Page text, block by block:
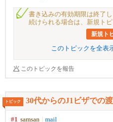
書き込みの有効期限は終了
続けられる場合は、新規ト
新規ト
このトピックを全表
このトピックを報告
トピック 30代からのJ1ビザでの
#1 samsan mail